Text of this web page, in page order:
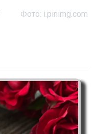
Фото: i.pinimg.com